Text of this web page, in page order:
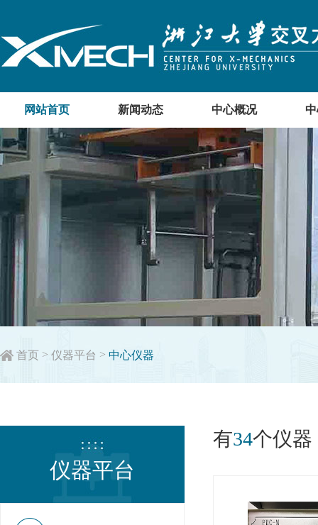
网站首页 新闻动态 中心概况
首页 > 仪器平台 > 中心仪器
仪器平台
有34个仪器